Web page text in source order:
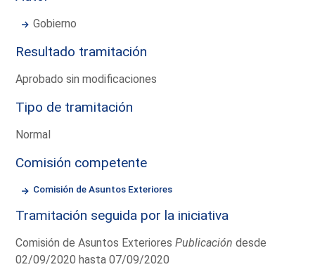
Gobierno
Resultado tramitación
Aprobado sin modificaciones
Tipo de tramitación
Normal
Comisión competente
Comisión de Asuntos Exteriores
Tramitación seguida por la iniciativa
Comisión de Asuntos ExterioresPublicación desde
02/09/2020 hasta 07/09/2020